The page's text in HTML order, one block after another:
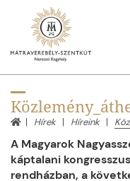
Hírek Híreink
A Magyarok
káptalani
rendházban, a